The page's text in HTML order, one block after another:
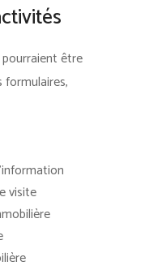
être
formulaires,
visite